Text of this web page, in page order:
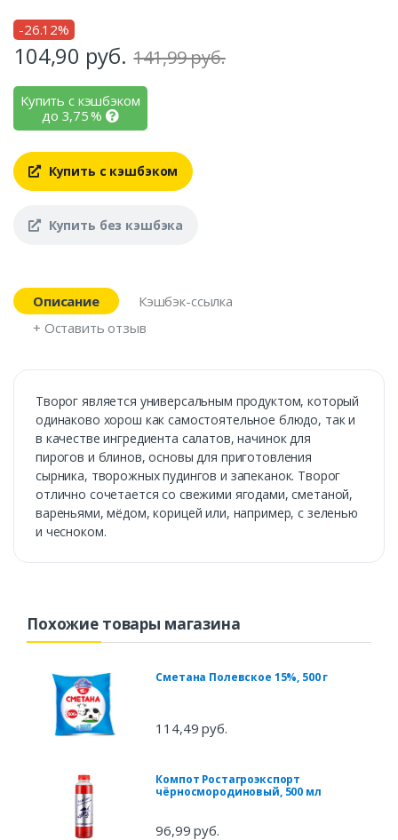
-26.12%
104,90 руб. 141,99 руб.
Купить с кэшбэком
до 3,75%
Купить с кэшбэком
Купить без кэшбэка
Описание
Кэшбэк-ссылка
+ Оставить отзыв
Творог является универсальным продуктом, который
одинаково хорош как самостоятельное блюдо, так и
в качестве ингредиента салатов, начинок для
пирогов и блинов, основы для приготовления
сырника, творожных пудингов и запеканок. Творог
отлично сочетается со свежими ягодами, сметаной,
вареньями, мёдом, корицей или, например, с зеленью
и чесноком.
Похожие товары магазина
Сметана Полевское 15%, 500 г
114,49 руб.
Компот Ростагроэкспорт
чёрносмородиновый, 500 мл
96,99 руб.